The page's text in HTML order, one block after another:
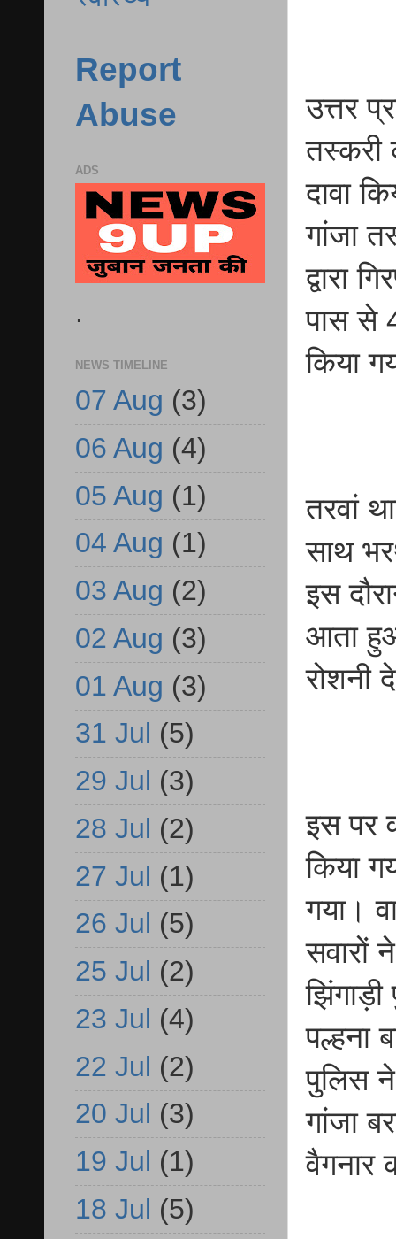
उत्तर
तस्करी
दावा
गांजा
द्वारा
पास से
किया
तरवां
साथ
इस
आता हुआ
रोशनी
इस पर
किया
गया।
सवारों
झिंगाड़ी
पल्हना
पुलिस
गांजा
वैगनार
Report
Abuse
ADS
.
NEWS TIMELINE
07 Aug (3)
06 Aug (4)
05 Aug (1)
04 Aug (1)
03 Aug (2)
02 Aug (3)
01 Aug (3)
31 Jul (5)
29 Jul (3)
28 Jul (2)
27 Jul (1)
26 Jul (5)
25 Jul (2)
23 Jul (4)
22 Jul (2)
20 Jul (3)
19 Jul (1)
18 Jul (5)